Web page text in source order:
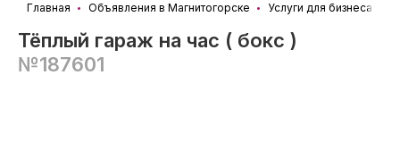
Главная Объявления в Магнитогорске Услуги для бизнеса
Тёплый гараж на час ( бокс )
№187601